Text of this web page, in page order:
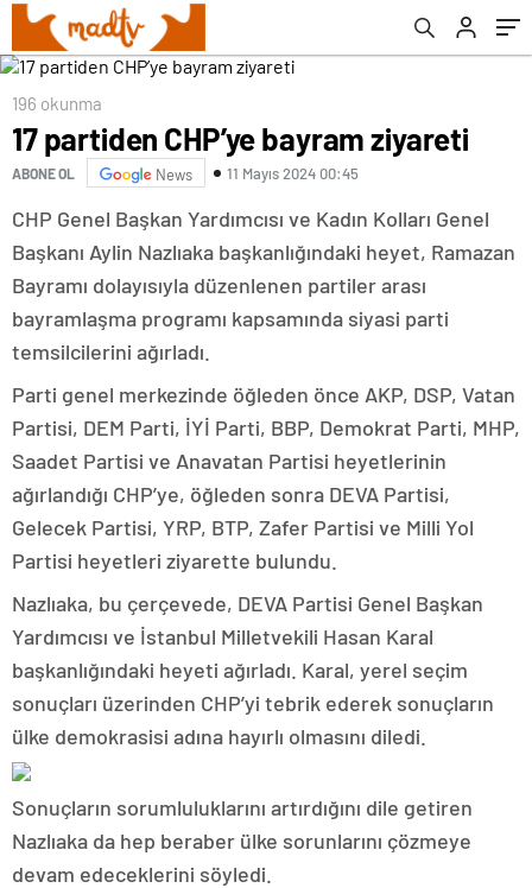
196 okunma
17 partiden CHP’ye bayram ziyareti
ABONE OL News 11 Mayıs 2024 00:45
CHP Genel Başkan Yardımcısı ve Kadın Kolları Genel
Başkanı Aylin Nazlıaka başkanlığındaki heyet, Ramazan
Bayramı dolayısıyla düzenlenen partiler arası
bayramlaşma programı kapsamında siyasi parti
temsilcilerini ağırladı.
Parti genel merkezinde öğleden önce AKP, DSP, Vatan
Partisi, DEM Parti, İYİ Parti, BBP, Demokrat Parti, MHP,
Saadet Partisi ve Anavatan Partisi heyetlerinin
ağırlandığı CHP’ye, öğleden sonra DEVA Partisi,
Gelecek Partisi, YRP, BTP, Zafer Partisi ve Milli Yol
Partisi heyetleri ziyarette bulundu.
Nazlıaka, bu çerçevede, DEVA Partisi Genel Başkan
Yardımcısı ve İstanbul Milletvekili Hasan Karal
başkanlığındaki heyeti ağırladı. Karal, yerel seçim
sonuçları üzerinden CHP’yi tebrik ederek sonuçların
ülke demokrasisi adına hayırlı olmasını diledi.
Sonuçların sorumluluklarını artırdığını dile getiren
Nazlıaka da hep beraber ülke sorunlarını çözmeye
devam edeceklerini söyledi.